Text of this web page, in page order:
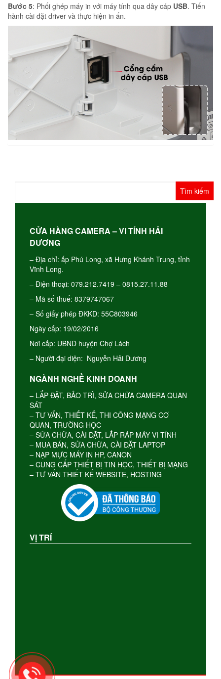
Bước 5: Phối ghép máy in với máy tính qua dây cáp USB. Tiến
hành cài đặt driver và thực hiện in ấn.
cho:
CỬA HÀNG CAMERA – VI TÍNH HẢI
DƯƠNG
– Địa chỉ: ấp Phú Long, xã Hưng Khánh Trung, tỉnh
Vĩnh Long.
– Điện thoại: 079.212.7419 – 0815.27.11.88
– Mã số thuế: 8379747067
– Số giấy phép ĐKKD: 55C803946
Ngày cấp: 19/02/2016
Nơi cấp: UBND huyện Chợ Lách
– Người đại diện: Nguyễn Hải Dương
NGÀNH NGHỀ KINH DOANH
– LẮP ĐẶT, BẢO TRÌ, SỬA CHỮA CAMERA QUAN
SÁT
– TƯ VẤN, THIẾT KẾ, THI CÔNG MẠNG CƠ
QUAN, TRƯỜNG HỌC
– SỬA CHỮA, CÀI ĐẶT, LẮP RÁP MÁY VI TÍNH
– MUA BÁN, SỬA CHỮA, CÀI ĐẶT LAPTOP
– NẠP MỰC MÁY IN HP, CANON
– CUNG CẤP THIẾT BỊ TIN HỌC, THIẾT BỊ MẠNG
– TƯ VẤN THIẾT KẾ WEBSITE, HOSTING
VỊ TRÍ